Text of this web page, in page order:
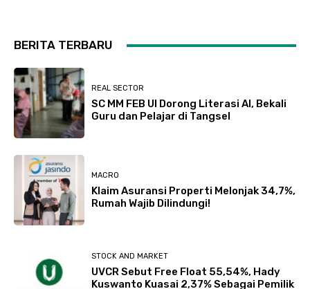
BERITA TERBARU
REAL SECTOR
SC MM FEB UI Dorong Literasi AI, Bekali
Guru dan Pelajar di Tangsel
MACRO
Klaim Asuransi Properti Melonjak 34,7%,
Rumah Wajib Dilindungi!
STOCK AND MARKET
UVCR Sebut Free Float 55,54%, Hady
Kuswanto Kuasai 2,37% Sebagai Pemilik